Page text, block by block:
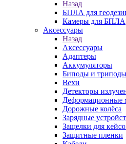
Назад
БПЛА для
Камеры для БПЛА
Аксессуары
Назад
Аксессуары
Адаптеры
Аккумуляторы
Биподы и триподы
Вехи
Детекторы
Деформационные
Дорожные колёса
Зарядные
Защелки для
Защитные пленки